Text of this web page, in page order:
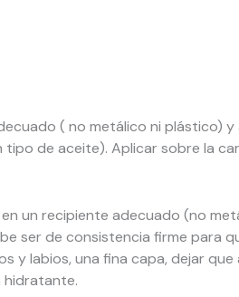
( no metálico ni plástico)
de aceite). Aplicar sobre la
un recipiente adecuado (no
ser de consistencia firme para
y labios, una fina capa, dejar
hidratante.